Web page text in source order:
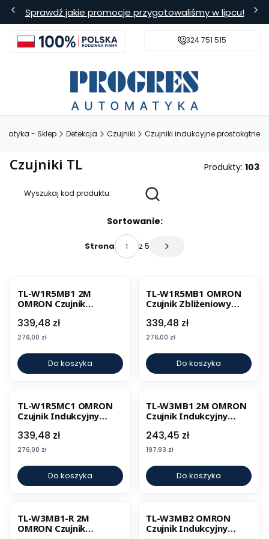
Sprawdź jakie promocje przygotowaliśmy w lipcu!
Bezpieczna wysyłka
324 751 515
- Sklep Detekcja Czujniki Czujniki indukcyjne prostokątne
Czujniki TL Produkty: 103
Wyszukaj kod produktu:
Sortowanie:
Strona z 5 Następne produkty
TL-W1R5MB1 2M
OMRON Czujnik
Prostokątny
Cena
339,48 zł
Cena
276,00 zł
Do koszyka
TL-W1R5MB1 OMRON
Czujnik Zbliżeniowy
Cena
339,48 zł
Cena
276,00 zł
Do koszyka
TL-W1R5MC1 OMRON
Czujnik Indukcyjny
Cena
339,48 zł
Cena
276,00 zł
Do koszyka
TL-W3MB1 2M OMRON
Czujnik Indukcyjny
Cena
243,45 zł
Cena
197,93 zł
Do koszyka
TL-W3MB1-R 2M
OMRON Czujnik
TL-W3MB2 OMRON
Czujnik Indukcyjny